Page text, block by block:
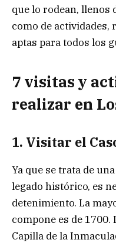
que lo rodean, llenos
como de actividades,
aptas para todos los
7 visitas y
realizar en
1. Visitar el
Ya que se trata de
legado histórico, es
detenimiento. La
compone es de
Capilla de la